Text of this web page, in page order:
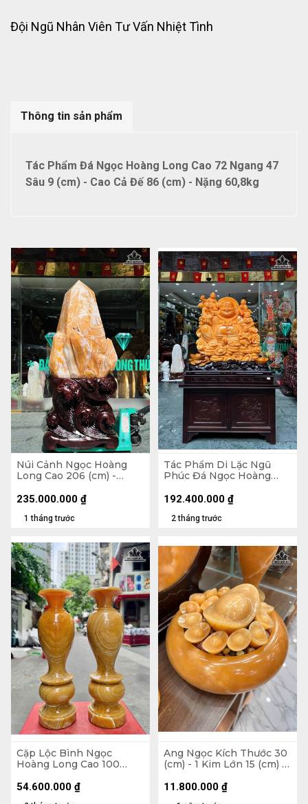
Đội Ngũ Nhân Viên Tư Vấn Nhiệt Tình
Thông tin sản phẩm
Tác Phẩm Đá Ngọc Hoàng Long Cao 72 Ngang 47
Sâu 9 (cm) - Cao Cả Đế 86 (cm) - Nặng 60,8kg
Núi Cảnh Ngọc Hoàng
Long Cao 206 (cm) -
1 tháng trước
235.000.000 ₫
Tác Phẩm Di Lặc Ngũ
Phúc Đá Ngọc Hoàng
(cm ) - Cả Đế 173 x 107 x
2 tháng trước
192.400.000 ₫
Cặp Lộc Bình Ngọc
Hoàng Long Cao 100
54.600.000 ₫
Ang Ngọc Kích Thước 30
(cm) - 1 Kim Lớn 15 (cm) -
11.800.000 ₫